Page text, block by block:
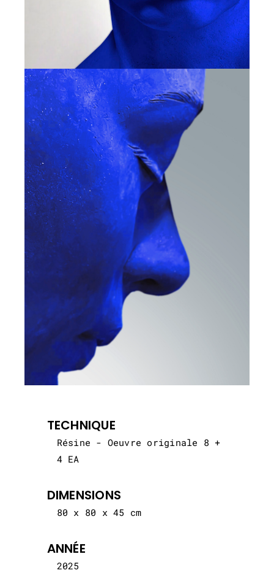
TECHNIQUE
Résine - Oeuvre originale 8 +
4 EA
ANNÉE
2025
DIMENSIONS
80 x 80 x 45 cm